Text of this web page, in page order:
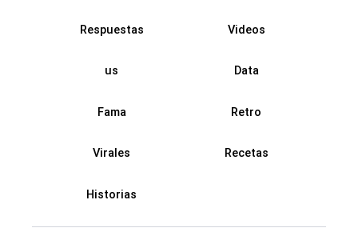
Respuestas Videos
us Data
Fama Retro
Virales Recetas
Historias